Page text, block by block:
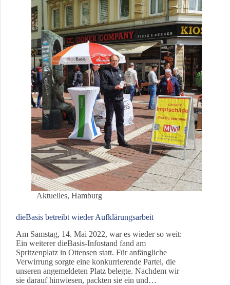
Aktuelles, Hamburg
dieBasis betreibt wieder Aufklärungsarbeit
Am Samstag, 14. Mai 2022, war es wieder so weit:
Ein weiterer dieBasis-Infostand fand am
Spritzenplatz in Ottensen statt. Für anfängliche
Verwirrung sorgte eine konkurrierende Partei, die
unseren angemeldeten Platz belegte. Nachdem wir
sie darauf hinwiesen, packten sie ein und…